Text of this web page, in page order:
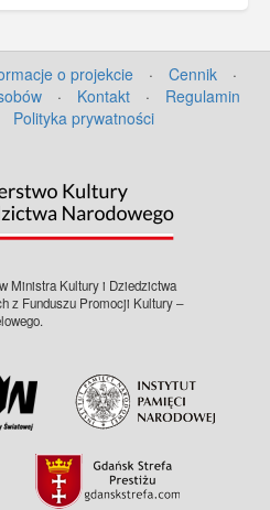
o projekcie · Cennik
·
· Kontakt ·
Regulamin
Polityka prywatności
Ministra Kultury i Dziedzictwa
z Funduszu Promocji Kultury –